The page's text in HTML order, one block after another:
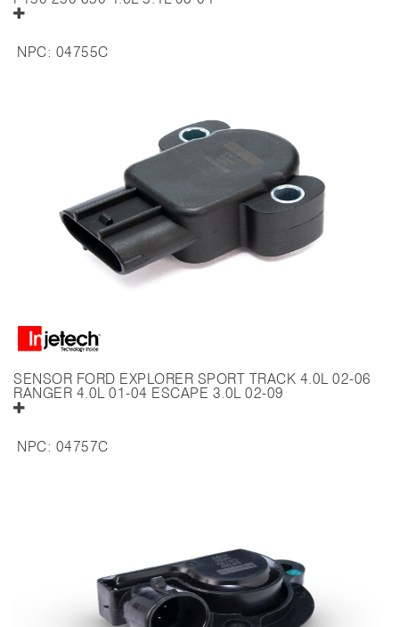
NPC: 04755C
SENSOR FORD EXPLORER SPORT TRACK 4.0L 02-06
RANGER 4.0L 01-04 ESCAPE 3.0L 02-09
NPC: 04757C